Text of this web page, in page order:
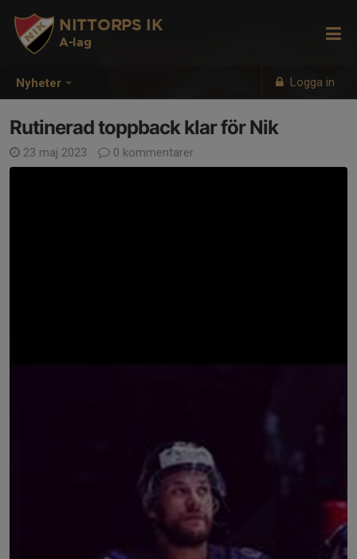
Nyheter Logga in
NITTORPS IK
A-lag
Rutinerad toppback klar för Nik
23 maj 2023 0 kommentarer